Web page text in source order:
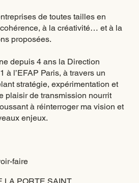
de toutes tailles en
à la créativité… et à la
proposées.
depuis 4 ans la Direction
à l’EFAP Paris, à travers un
stratégie, expérimentation et
plaisir de transmission nourrit
à réinterroger ma vision et
enjeux.
faire